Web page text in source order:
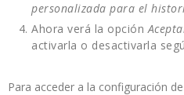
personalizada para el
Ahora verá la opción
activarla o desactivarla
Para acceder a la configuración de